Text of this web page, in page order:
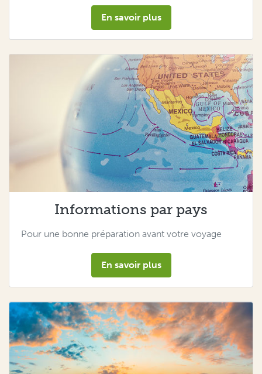
En savoir plus
Informations par pays
Pour une bonne préparation avant votre voyage
En savoir plus